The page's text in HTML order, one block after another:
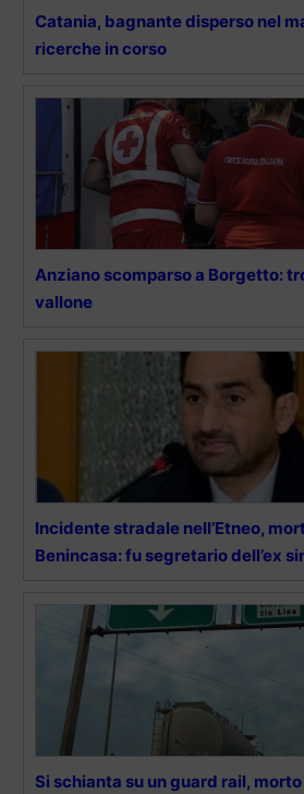
Catania, bagnante disperso nel
ricerche in corso
Anziano scomparso a Borgetto:
vallone
Incidente stradale nell’Etneo,
Benincasa: fu segretario dell’ex
Si schianta su un guard rail,